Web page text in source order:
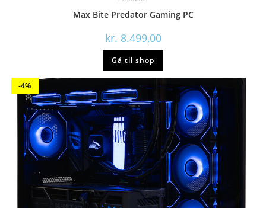
Max Bite Predator Gaming PC
kr. 8.499,00
Gå til shop
-4%